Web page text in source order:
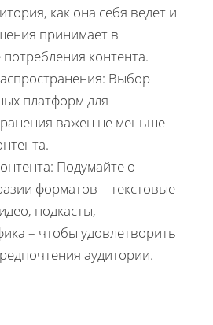
как она себя ведет и
принимает в
потребления контента.
Выбор
платформ для
важен не меньше
Подумайте о
форматов – текстовые
подкасты,
– чтобы удовлетворить
аудитории.